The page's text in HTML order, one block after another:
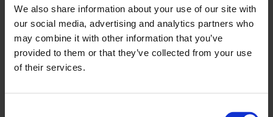
We also share information about your use of our site with
our social media, advertising and analytics partners who
may combine it with other information that you’ve
provided to them or that they’ve collected from your use
of their services.
Saha Hizmet Yönetimi
Stratejisinin Kullanılmayan
Potansiyeli
kullanmayı başaracak şirketler hızla zirveye çıkacak